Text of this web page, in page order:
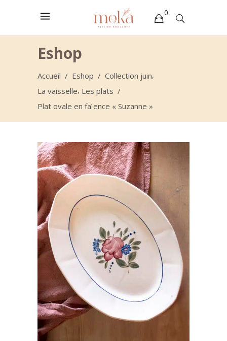
0
Eshop
Accueil / Eshop / Collection juin,
La vaisselle, Les plats /
Plat ovale en faïence « Suzanne »